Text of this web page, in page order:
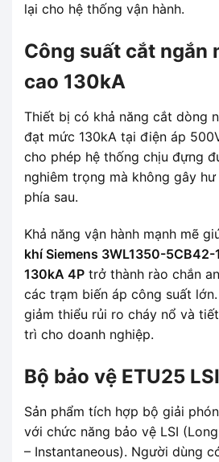
lại cho hệ thống vận hành.
Công suất cắt ngắn
cao 130kA
Thiết bị có khả năng cắt dòng
đạt mức 130kA tại điện áp
cho phép hệ thống chịu đựng
nghiêm trọng mà không gây
phía sau.
Khả năng vận hành mạnh mẽ
khí Siemens 3WL1350-
130kA 4P trở thành rào chắn
các trạm biến áp công suất
giảm thiểu rủi ro cháy nổ và
trì cho doanh nghiệp.
Bộ bảo vệ ETU25
Sản phẩm tích hợp bộ giải
với chức năng bảo vệ LSI
– Instantaneous). Người dùng